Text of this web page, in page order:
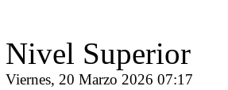
Nivel Superior
Viernes, 20 Marzo 2026 07:17